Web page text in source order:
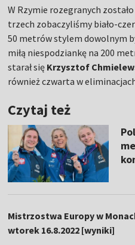
W Rzymie rozegranych
trzech zobaczyliśmy biało-
50 metrów stylem dowolnym
miłą niespodziankę na 200
starał się Krzysztof
również czwarta w
Czytaj też
Mistrzostwa Europy w
wtorek 16.8.2022 [wyniki]